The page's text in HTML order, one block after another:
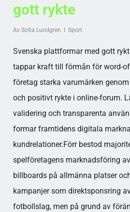
gott rykte
Av Sofia Lundgren Sport
Svenska plattformar med gott
tappar kraft till förmån för word-
företag starka varumärken
och positivt rykte i online-forum.
validering och transparenta
formar framtidens digitala
kundrelationer.Förr bestod
spelföretagens marknadsföring
billboards på allmänna platser
kampanjer som direktsponsring
fotbollslag, men på grund av